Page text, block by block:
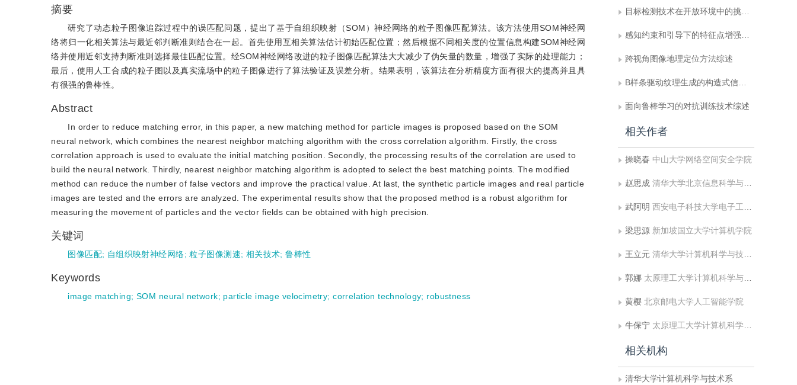
摘要
研究了动态粒子图像追踪过程中的误匹配问题，提出了基于自组织映射（SOM）神经网络的粒子图像匹配算法。该方法使用SOM神经网
络将归一化相关算法与最近邻判断准则结合在一起。首先使用互相关算法估计初始匹配位置；然后根据不同相关度的位置信息构建SOM神经网
络并使用近邻支持判断准则选择最佳匹配位置。经SOM神经网络改进的粒子图像匹配算法大大减少了伪矢量的数量，增强了实际的处理能力；
最后，使用人工合成的粒子图以及真实流场中的粒子图像进行了算法验证及误差分析。结果表明，该算法在分析精度方面有很大的提高并且具
有很强的鲁棒性。
Abstract
In order to reduce matching error, in this paper, a new matching method for particle images is proposed based on the SOM
neural network, which combines the nearest neighbor matching algorithm with the cross correlation algorithm. Firstly, the cross
correlation approach is used to evaluate the initial matching position. Secondly, the processing results of the correlation are used to
build the neural network. Thirdly, nearest neighbor matching algorithm is adopted to select the best matching points. The modified
method can reduce the number of false vectors and improve the practical value. At last, the synthetic particle images and real particle
images are tested and the errors are analyzed. The experimental results show that the proposed method is a robust algorithm for
measuring the movement of particles and the vector fields can be obtained with high precision.
关键词
图像匹配; 自组织映射神经网络;粒子图像测速; 相关技术;鲁棒性
Keywords
image matching; SOM neural network; particle image velocimetry;correlation technology; robustness
目标检测技术在开放环境中的挑战与进展
感知约束和引导下的特征点增强局部水印算法
跨视角图像地理定位方法综述
B样条驱动纹理生成的构造式信息隐藏
面向鲁棒学习的对抗训练技术综述
相关作者
操晓春 中山大学网络空间安全学院
赵思成 清华大学北京信息科学与技术国家研究中心
武阿明 西安电子科技大学电子工程学院
梁思源 新加坡国立大学计算机学院
王立元 清华大学计算机科学与技术系
郭娜 太原理工大学计算机科学与技术（大数据）学院;中国科学院自动化研究所
黄樱 北京邮电大学人工智能学院
牛保宁 太原理工大学计算机科学与技术（大数据）学院
相关机构
清华大学计算机科学与技术系